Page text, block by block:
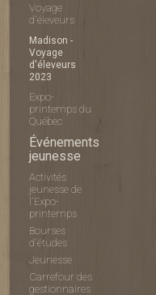
Voyage
d'éleveurs
Madison -
Voyage
d'éleveurs
2023
Expo-
printemps du
Québec
Événements
jeunesse
Activités
jeunesse de
l'Expo-
printemps
Bourses
d'études
Jeunesse
Carrefour des
gestionnaires